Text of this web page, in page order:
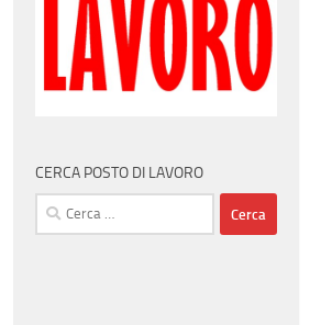
CERCA POSTO DI LAVORO
Ricerca
per: